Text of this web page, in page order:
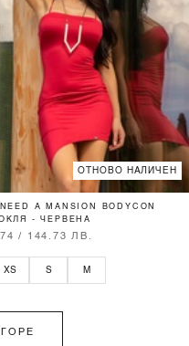
ОТНОВО НАЛИЧЕН
NEED A MANSION BODYCON
- ЧЕРВЕНА
/ 144.73 ЛВ.
XS S M